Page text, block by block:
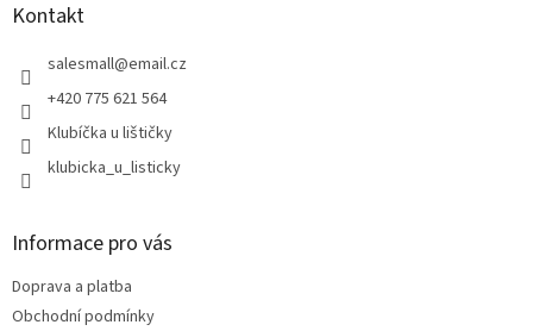
Kontakt
salesmall@email.cz
+420 775 621 564
Klubíčka u lištičky
klubicka_u_listicky
Informace pro vás
Doprava a platba
Obchodní podmínky